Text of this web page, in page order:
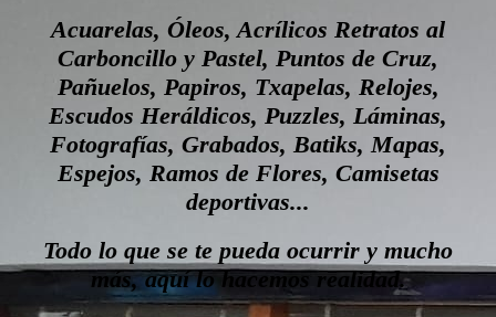
Acuarelas, Óleos, Acrílicos Retratos al
Carboncillo y Pastel, Puntos de Cruz,
Pañuelos, Papiros, Txapelas, Relojes,
Escudos Heráldicos, Puzzles, Láminas,
Fotografías, Grabados, Batiks, Mapas,
Espejos, Ramos de Flores, Camisetas
deportivas...
Todo lo que se te pueda ocurrir y mucho
más, aquí lo hacemos realidad.